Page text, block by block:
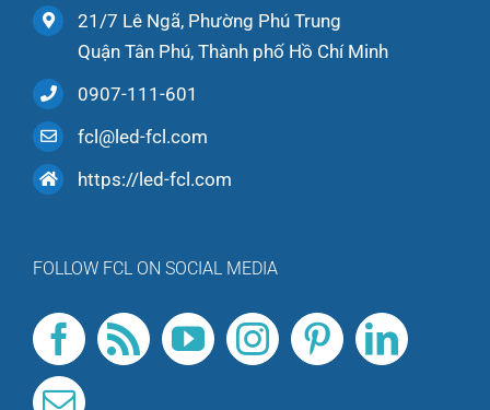
21/7 Lê Ngã, Phường Phú Trung
Quận Tân Phú, Thành phố Hồ Chí Minh
0907-111-601
fcl@led-fcl.com
https://led-fcl.com
FOLLOW FCL ON SOCIAL MEDIA